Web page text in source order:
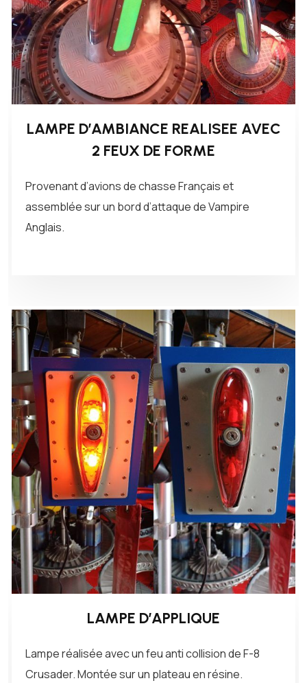
LAMPE D’AMBIANCE REALISEE AVEC
2 FEUX DE FORME
Provenant d’avions de chasse Français et
assemblée sur un bord d’attaque de Vampire
Anglais.
LAMPE D’APPLIQUE
Lampe réalisée avec un feu anti collision de F-8
Crusader. Montée sur un plateau en résine.